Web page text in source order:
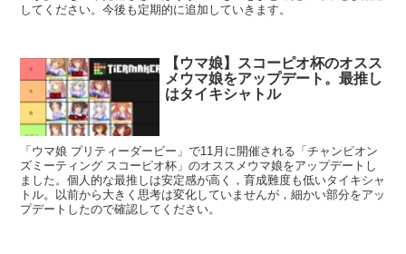
してください。今後も定期的に追加していきます。
【ウマ娘】スコーピオ杯のオスス
メウマ娘をアップデート。最推し
はタイキシャトル
「ウマ娘 プリティーダービー」で11月に開催される「チャンピオン
ズミーティング スコーピオ杯」のオススメウマ娘をアップデートし
ました。個人的な最推しは安定感が高く，育成難度も低いタイキシャ
トル。以前から大きく思考は変化していませんが，細かい部分をアッ
プデートしたので確認してください。